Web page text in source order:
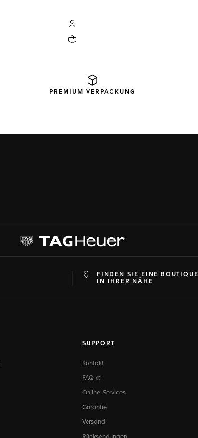
My TAG Heuer Konto
Ihr Warenkorb enthält 0 Produkte
PREMIUM VERPACKUNG
FINDEN SIE EINE BOUTIQUE
IN IHRER NÄHE
SUPPORT
Kontakt
FAQ
Online-Services
Garantie
Versand